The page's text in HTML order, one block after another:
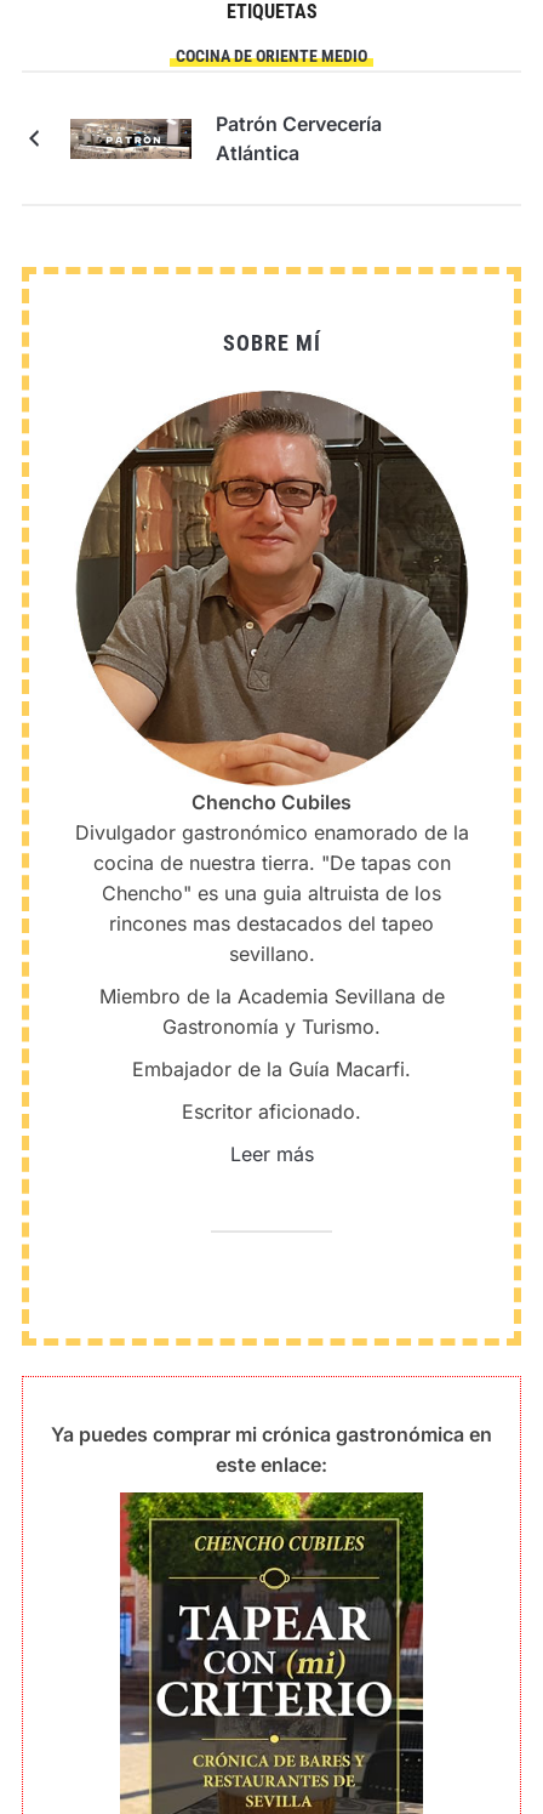
ETIQUETAS
COCINA DE ORIENTE MEDIO
Patrón Cervecería
Atlántica
SOBRE MÍ
Chencho Cubiles
Divulgador gastronómico enamorado de la
cocina de nuestra tierra. "De tapas con
Chencho" es una guia altruista de los
rincones mas destacados del tapeo
sevillano.
Miembro de la Academia Sevillana de
Gastronomía y Turismo.
Embajador de la Guía Macarfi.
Escritor aficionado.
Leer más
Ya puedes comprar mi crónica gastronómica en
este enlace: